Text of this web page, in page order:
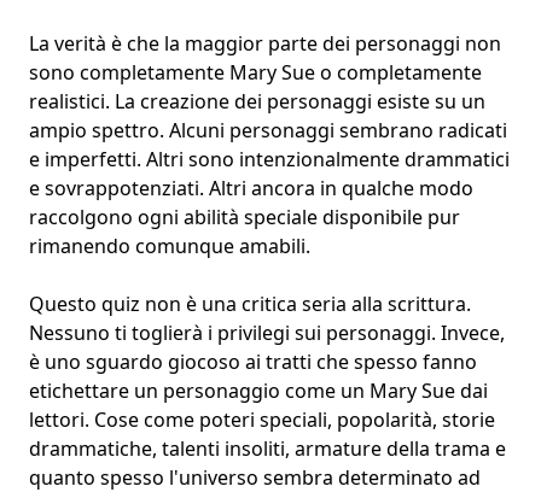
La verità è che la maggior parte dei personaggi non
sono completamente Mary Sue o completamente
realistici. La creazione dei personaggi esiste su un
ampio spettro. Alcuni personaggi sembrano radicati
e imperfetti. Altri sono intenzionalmente drammatici
e sovrappotenziati. Altri ancora in qualche modo
raccolgono ogni abilità speciale disponibile pur
rimanendo comunque amabili.
Questo quiz non è una critica seria alla scrittura.
Nessuno ti toglierà i privilegi sui personaggi. Invece,
è uno sguardo giocoso ai tratti che spesso fanno
etichettare un personaggio come un Mary Sue dai
lettori. Cose come poteri speciali, popolarità, storie
drammatiche, talenti insoliti, armature della trama e
quanto spesso l'universo sembra determinato ad